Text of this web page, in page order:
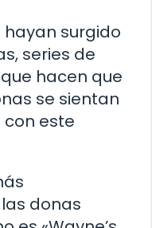
hayan surgido
series de
hacen que
se sientan
este
donas